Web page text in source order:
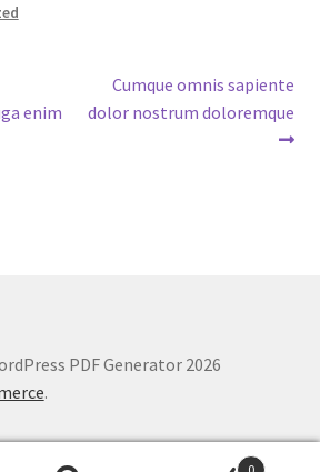
enim
Next
post:
Cumque omnis sapiente
dolor nostrum doloremque
PDF Generator 2026
.